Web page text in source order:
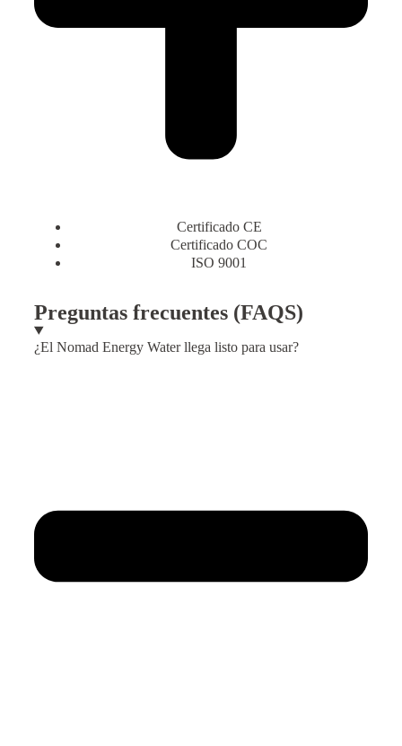
Certificado CE
Certificado COC
ISO 9001
Preguntas frecuentes (FAQS)
¿El Nomad Energy Water llega listo para usar?